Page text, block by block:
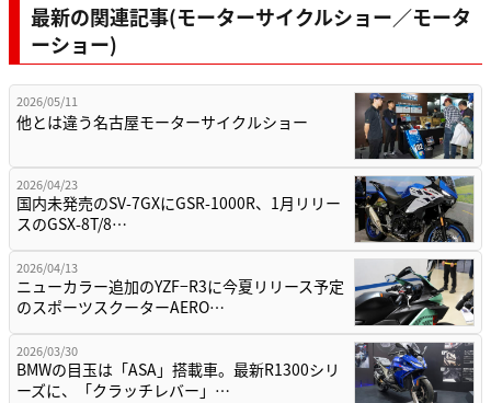
最新の関連記事(モーターサイクルショー／モータ
ーショー)
2026/05/11
他とは違う名古屋モーターサイクルショー
2026/04/23
国内未発売のSV-7GXにGSR-1000R、1月リリー
スのGSX-8T/8…
2026/04/13
ニューカラー追加のYZF−R3に今夏リリース予定
のスポーツスクーターAERO…
2026/03/30
BMWの目玉は「ASA」搭載車。最新R1300シリ
ーズに、「クラッチレバー」…